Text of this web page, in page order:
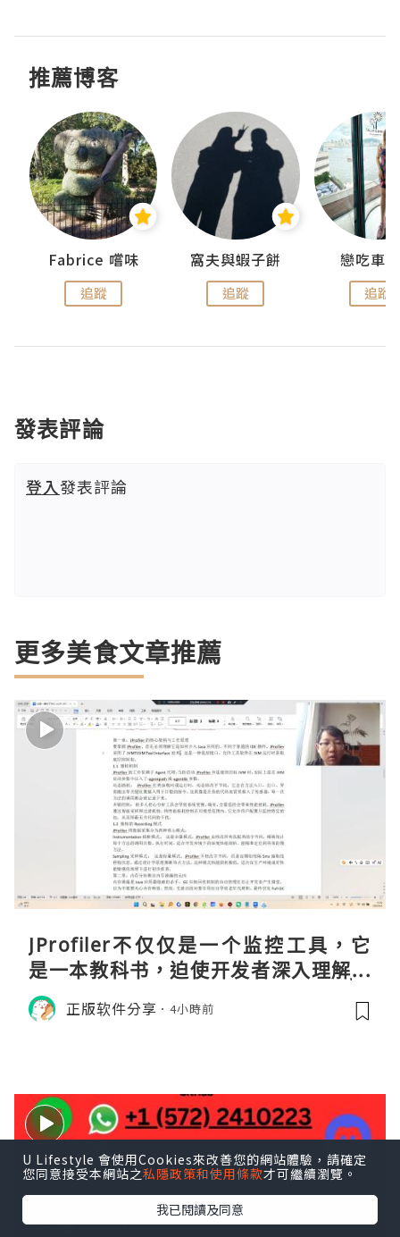
推薦博客
Fabrice 嚐味
追蹤
窩夫與蝦子餅
追蹤
戀吃車
追蹤
發表評論
登入發表評論
更多美食文章推薦
JProfiler不仅仅是一个监控工具，它
是一本教科书，迫使开发者深入理解JV
M的内存模型、垃圾回收机制和并发原
理。通过直观的可视化数据，它将抽象
正版软件分享 4小時前
U Lifestyle 會使用Cookies來改善您的網站體驗，請確定
您同意接受本網站之私隱政策和使用條款才可繼續瀏覽。
我已閱讀及同意